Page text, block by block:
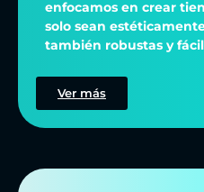
enfocamos en crear
solo sean
también robustas y
Ver más